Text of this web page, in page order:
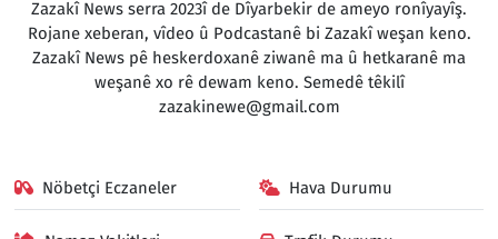
Zazakî News serra 2023î de Dîyarbekir de ameyo ronîyayîş.
Rojane xeberan, vîdeo û Podcastanê bi Zazakî weşan keno.
Zazakî News pê heskerdoxanê ziwanê ma û hetkaranê ma
weşanê xo rê dewam keno. Semedê têkilî
zazakinewe@gmail.com
Nöbetçi Eczaneler Hava Durumu